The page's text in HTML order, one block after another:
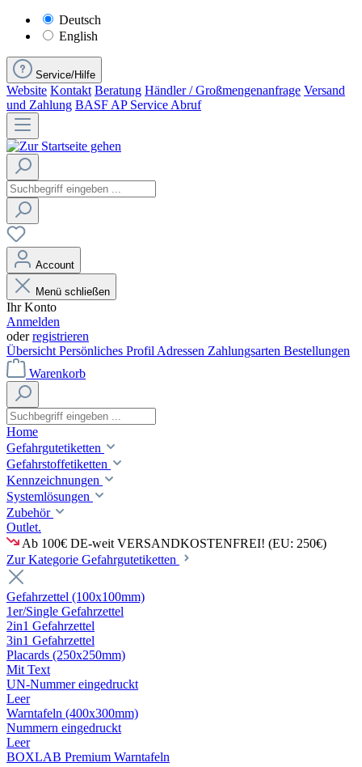
Deutsch
English
Service/Hilfe
Website Kontakt Beratung Händler / Großmengenanfrage Versand
und Zahlung BASF AP Service Abruf
Account
Menü schließen
Ihr Konto
Anmelden
oderregistrieren
Übersicht Persönliches Profil Adressen Zahlungsarten Bestellungen
Warenkorb
Home
Gefahrgutetiketten
Gefahrstoffetiketten
Kennzeichnungen
Systemlösungen
Zubehör
Outlet.
Ab 100€ DE-weit VERSANDKOSTENFREI! (EU: 250€)
Zur Kategorie Gefahrgutetiketten
Gefahrzettel (100x100mm)
1er/Single Gefahrzettel
2in1 Gefahrzettel
3in1 Gefahrzettel
Placards (250x250mm)
Mit Text
UN-Nummer eingedruckt
Leer
Warntafeln (400x300mm)
Nummern eingedruckt
Leer
BOXLAB Premium Warntafeln